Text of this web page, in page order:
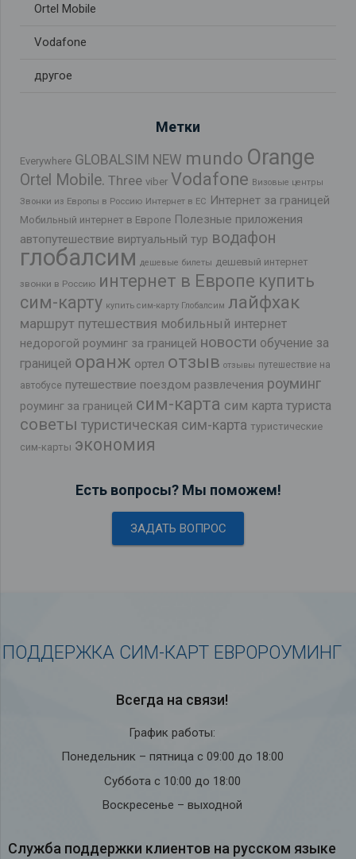
Ortel Mobile
Vodafone
другое
Метки
Everywhere GLOBALSIM NEW mundo Orange
Ortel Mobile. Three viber Vodafone Визовые центры
Звонки из Европы в Россию Интернет в ЕС Интернет за границей
Мобильный интернет в Европе Полезные приложения
автопутешествие виртуальный тур водафон
глобалсим дешевые билеты дешевый интернет
звонки в Россию интернет в Европе купить
сим-карту купить сим-карту Глобалсим лайфхак
маршрут путешествия мобильный интернет
недорогой роуминг за границей новости обучение за
границей оранж ортел отзыв отзывы путешествие на
автобусе путешествие поездом развлечения роуминг
роуминг за границей сим-карта сим карта туриста
советы туристическая сим-карта туристические
сим-карты экономия
Есть вопросы? Мы поможем!
ЗАДАТЬ ВОПРОС
ПОДДЕРЖКА СИМ-КАРТ ЕВРОРОУМИНГ
Всегда на связи!
График работы:
Понедельник – пятница с 09:00 до 18:00
Суббота с 10:00 до 18:00
Воскресенье – выходной
Служба под­держки кли­ен­тов на рус­ском языке